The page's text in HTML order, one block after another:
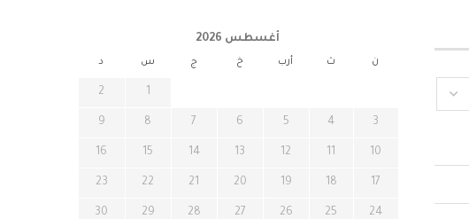
أغسطس 2026
ن ث أرب خ ج س د
1
2
3
4
5
6
7
8
9
10
11
12
13
14
15
16
17
18
19
20
21
22
23
24
25
26
27
28
29
30